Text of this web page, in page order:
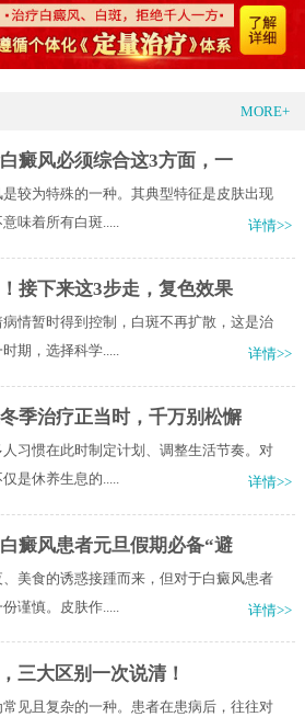
MORE+
癜风必须综合这3方面，一
较为特殊的一种。其典型特征是皮肤出现
味着所有白斑.....
详情>>
接下来这3步走，复色效果
情暂时得到控制，白斑不再扩散，这是治
期，选择科学.....
详情>>
季治疗正当时，千万别松懈
习惯在此时制定计划、调整生活节奏。对
是休养生息的.....
详情>>
癜风患者元旦假期必备“避
美食的诱惑接踵而来，但对于白癜风患者
谨慎。皮肤作.....
详情>>
三大区别一次说清！
见且复杂的一种。患者在患病后，往往对